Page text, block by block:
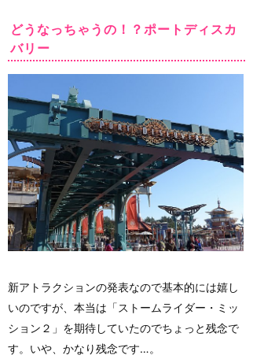
どうなっちゃうの！？ポートディスカ
バリー
新アトラクションの発表なので基本的には嬉し
いのですが、本当は「ストームライダー・ミッ
ション２」を期待していたのでちょっと残念で
す。いや、かなり残念です…。